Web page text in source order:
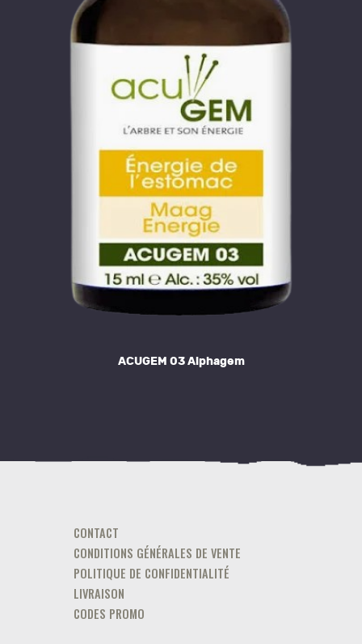
ACUGEM 03 Alphagem
CONTACT
CONDITIONS GÉNÉRALES DE VENTE
POLITIQUE DE CONFIDENTIALITÉ
LIVRAISON
CODES PROMO